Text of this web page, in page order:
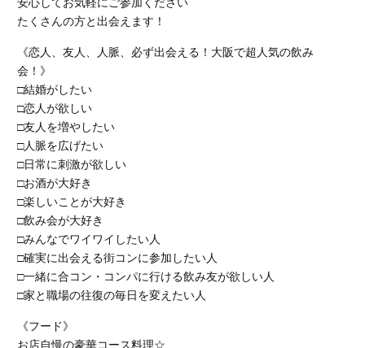
安心してお気軽にご参加ください
たくさんの方と出会えます！
《恋人、友人、人脈、必ず出会える！大阪で超人気の飲み
会！》
□結婚がしたい
□恋人が欲しい
□友人を増やしたい
□人脈を広げたい
□日常に刺激が欲しい
□お酒が大好き
□楽しいことが大好き
□飲み会が大好き
□みんなでワイワイしたい人
□確実に出会える街コンに参加したい人
□一緒に合コン・コンパに行ける飲み友が欲しい人
□家と職場の往復の毎日を変えたい人
《フード》
お店自慢の豪華コース料理☆